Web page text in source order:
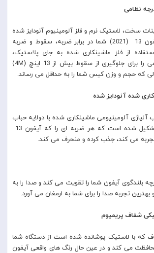
نظامی
سخت، لاستیک نرم و فلز آلومینیوم آنودایز شده
برای محافظت از آیفون 13 (2021) شما در برابر ضربه، سقوط و ضربه
از فلز ماشینکاری شده به جای پلاستیک،
محافظت در حد نظامی را برای جلوگیری از سقوط بیش از 13 اینچ (4M)
که حجم و وزن کیس شما را به حداقل می رساند.
شده آنودایز شده
آلومینیومی ماشینکاری شده با دولایه حباب
بلندگوی آیفون شما را تقویت می کند و صدا را به
تجربه صدا را برای شما به ارمغان می آورد.
شفاف پریمیوم
که با لاستیک پوشانده شده است از دستگاه شما
می کند و در عین حال رنگ های واقعی آیفون